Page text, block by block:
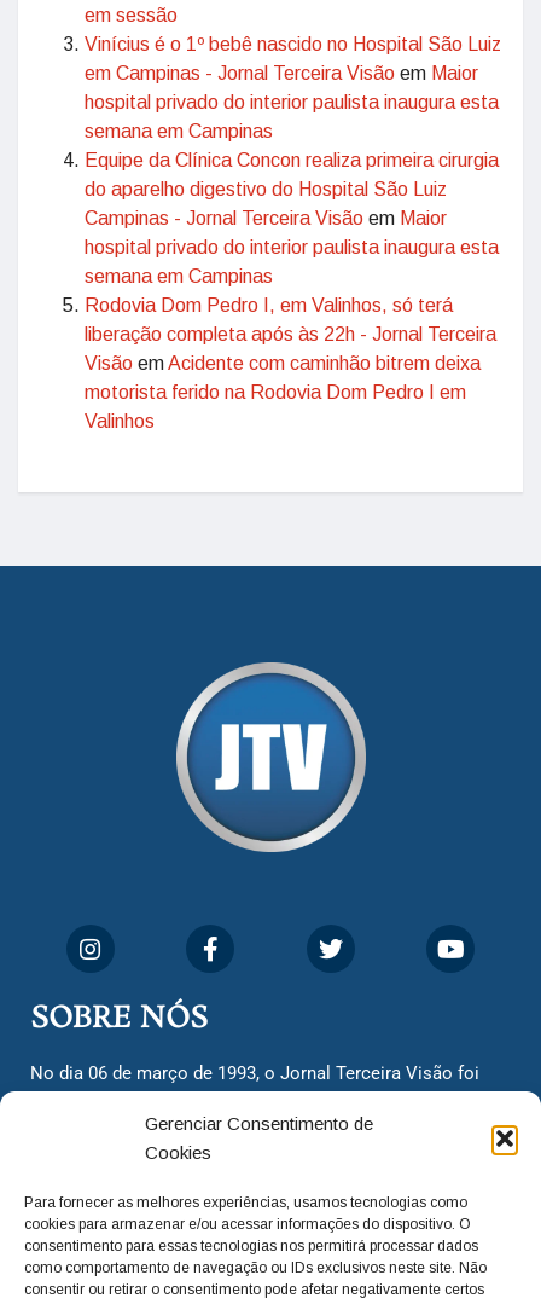
Gerenciar Consentimento de
Cookies
Para fornecer as melhores experiências, usamos tecnologias como
cookies para armazenar e/ou acessar informações do dispositivo. O
consentimento para essas tecnologias nos permitirá processar dados
como comportamento de navegação ou IDs exclusivos neste site. Não
consentir ou retirar o consentimento pode afetar negativamente certos
em sessão
Vinícius é o 1º bebê nascido no Hospital São Luiz
em Campinas - Jornal Terceira Visão em Maior
hospital privado do interior paulista inaugura esta
semana em Campinas
Equipe da Clínica Concon realiza primeira cirurgia
do aparelho digestivo do Hospital São Luiz
Campinas - Jornal Terceira Visão em Maior
hospital privado do interior paulista inaugura esta
semana em Campinas
Rodovia Dom Pedro I, em Valinhos, só terá
liberação completa após às 22h - Jornal Terceira
Visão emAcidente com caminhão bitrem deixa
motorista ferido na Rodovia Dom Pedro I em
Valinhos
SOBRE NÓS
No dia 06 de março de 1993, o Jornal Terceira Visão foi
cidadãos valinhenses, já que naquela época só existiam
dois jornais. Há mais de 30 anos, o jornal continua
com o foco de trazer as melhores notícias. Nunca
deixamos de lado as necessidades do cidadão, sempre
questionando os órgãos públicos em busca de melhorias